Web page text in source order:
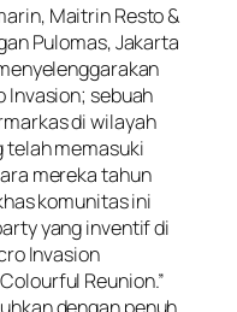
Maitrin Resto &
Pulomas, Jakarta
Invasion; sebuah
di wilayah
telah memasuki
mereka tahun
komunitas ini
yang inventif di
Invasion
Reunion.”
dengan penuh